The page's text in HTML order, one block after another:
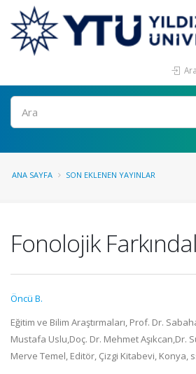
Ara
ANA SAYFA SON EKLENEN YAYINLAR
Fonolojik
Öncü B.
Eğitim ve Bilim Araştırmaları, Prof. Dr.
Mustafa Uslu,Doç. Dr. Mehmet Aşıkcan,Dr.
Merve Temel, Editör, Çizgi Kitabevi, Konya,